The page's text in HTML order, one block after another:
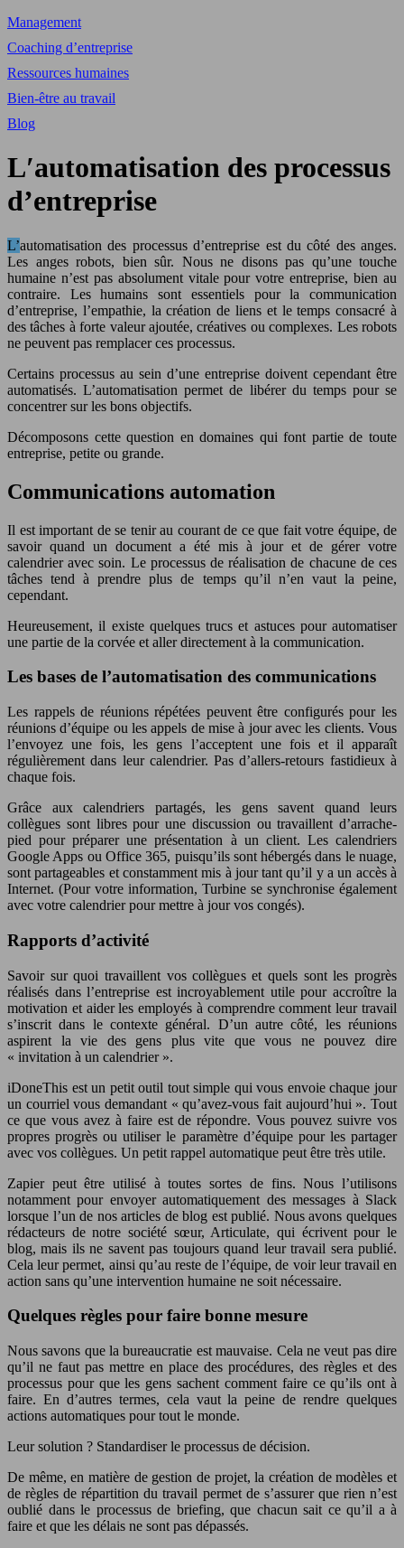
Management
Coaching d’entreprise
Ressources humaines
Bien-être au travail
Blog
L′automatisation des processus
d’entreprise
L’automatisation des processus d’entreprise est du côté des anges.
Les anges robots, bien sûr. Nous ne disons pas qu’une touche
humaine n’est pas absolument vitale pour votre entreprise, bien au
contraire. Les humains sont essentiels pour la communication
d’entreprise, l’empathie, la création de liens et le temps consacré à
des tâches à forte valeur ajoutée, créatives ou complexes. Les robots
ne peuvent pas remplacer ces processus.
Certains processus au sein d’une entreprise doivent cependant être
automatisés. L’automatisation permet de libérer du temps pour se
concentrer sur les bons objectifs.
Décomposons cette question en domaines qui font partie de toute
entreprise, petite ou grande.
Communications automation
Il est important de se tenir au courant de ce que fait votre équipe, de
savoir quand un document a été mis à jour et de gérer votre
calendrier avec soin. Le processus de réalisation de chacune de ces
tâches tend à prendre plus de temps qu’il n’en vaut la peine,
cependant.
Heureusement, il existe quelques trucs et astuces pour automatiser
une partie de la corvée et aller directement à la communication.
Les bases de l’automatisation des communications
Les rappels de réunions répétées peuvent être configurés pour les
réunions d’équipe ou les appels de mise à jour avec les clients. Vous
l’envoyez une fois, les gens l’acceptent une fois et il apparaît
régulièrement dans leur calendrier. Pas d’allers-retours fastidieux à
chaque fois.
Grâce aux calendriers partagés, les gens savent quand leurs
collègues sont libres pour une discussion ou travaillent d’arrache-
pied pour préparer une présentation à un client. Les calendriers
Google Apps ou Office 365, puisqu’ils sont hébergés dans le nuage,
sont partageables et constamment mis à jour tant qu’il y a un accès à
Internet. (Pour votre information, Turbine se synchronise également
avec votre calendrier pour mettre à jour vos congés).
Rapports d’activité
Savoir sur quoi travaillent vos collègues et quels sont les progrès
réalisés dans l’entreprise est incroyablement utile pour accroître la
motivation et aider les employés à comprendre comment leur travail
s’inscrit dans le contexte général. D’un autre côté, les réunions
aspirent la vie des gens plus vite que vous ne pouvez dire
« invitation à un calendrier ».
iDoneThis est un petit outil tout simple qui vous envoie chaque jour
un courriel vous demandant « qu’avez-vous fait aujourd’hui ». Tout
ce que vous avez à faire est de répondre. Vous pouvez suivre vos
propres progrès ou utiliser le paramètre d’équipe pour les partager
avec vos collègues. Un petit rappel automatique peut être très utile.
Zapier peut être utilisé à toutes sortes de fins. Nous l’utilisons
notamment pour envoyer automatiquement des messages à Slack
lorsque l’un de nos articles de blog est publié. Nous avons quelques
rédacteurs de notre société sœur, Articulate, qui écrivent pour le
blog, mais ils ne savent pas toujours quand leur travail sera publié.
Cela leur permet, ainsi qu’au reste de l’équipe, de voir leur travail en
action sans qu’une intervention humaine ne soit nécessaire.
Quelques règles pour faire bonne mesure
Nous savons que la bureaucratie est mauvaise. Cela ne veut pas dire
qu’il ne faut pas mettre en place des procédures, des règles et des
processus pour que les gens sachent comment faire ce qu’ils ont à
faire. En d’autres termes, cela vaut la peine de rendre quelques
actions automatiques pour tout le monde.
Leur solution ? Standardiser le processus de décision.
De même, en matière de gestion de projet, la création de modèles et
de règles de répartition du travail permet de s’assurer que rien n’est
oublié dans le processus de briefing, que chacun sait ce qu’il a à
faire et que les délais ne sont pas dépassés.